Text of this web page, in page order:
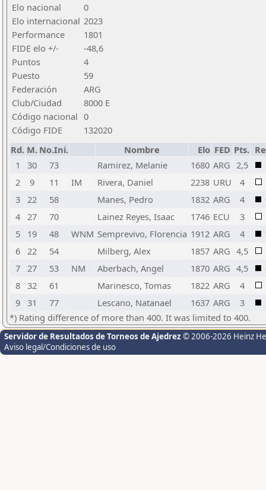
Elo nacional
0
Elo internacional 2023
Performance
1801
FIDE elo +/-
-48,6
Puntos
4
Puesto
59
Federación
ARG
Club/Ciudad
8000 E
Código nacional 0
Código FIDE
132020
Rd. M. No.Ini. Nombre Elo FED Pts.
1
30 73 Ramirez, Melanie 1680 ARG 2,5
2
9 11 IM Rivera, Daniel 2238 URU
4
3 22 58 Manes, Pedro 1832 ARG 4
4 27 70 Lainez Reyes, Isaac 1746 ECU
3
5
19 48 WNM Semprevivo, Florencia 1912 ARG 4
6 22 54 Milberg, Alex 1857 ARG 4,5
7 27 53 NM Aberbach, Angel 1870 ARG 4,5
8 32 61 Marinesco, Tomas 1822 ARG
4
9 31 77 Lescano, Natanael 1637 ARG 3
*) Rating difference of more than 400. It was limited to 400.
Servidor de Resultados de Torneos de Ajedrez © 2006-2026 Heinz
Aviso legal/Condiciones de uso